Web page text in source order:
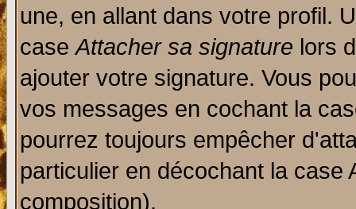
une, en allant dans votre profil.
caseAttacher sa signature lors
ajouter votre signature. Vous
vos messages en cochant la
pourrez toujours empêcher
particulier en décochant la
composition).